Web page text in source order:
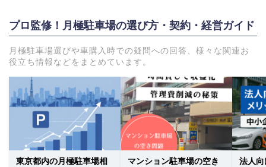
プロ監修！月極駐車場の選び方・契約・経営ガイド
月極駐車場選びや車購入時での疑問への回答、様々な関連お
役立ち情報などをまとめています。
東京都内の月極駐車場相
マンション駐車場の空き
法人